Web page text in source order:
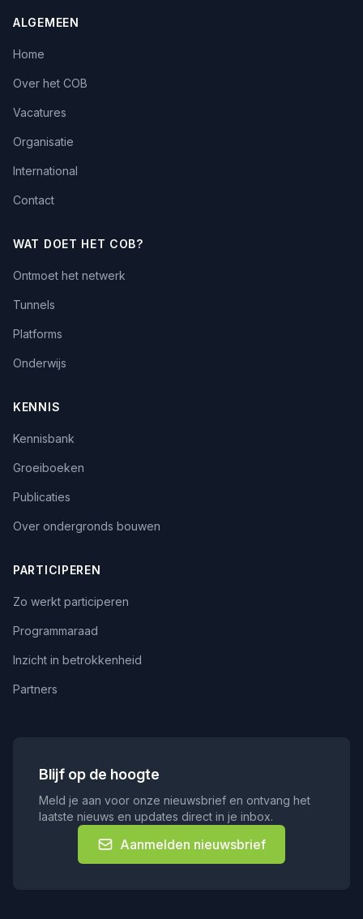
ALGEMEEN
Home
Over het COB
Vacatures
Organisatie
International
Contact
WAT DOET HET COB?
Ontmoet het netwerk
Tunnels
Platforms
Onderwijs
KENNIS
Kennisbank
Groeiboeken
Publicaties
Over ondergronds bouwen
PARTICIPEREN
Zo werkt participeren
Programmaraad
Inzicht in betrokkenheid
Partners
Blijf op de hoogte
Meld je aan voor onze nieuwsbrief en ontvang het
laatste nieuws en updates direct in je inbox.
Aanmelden nieuwsbrief